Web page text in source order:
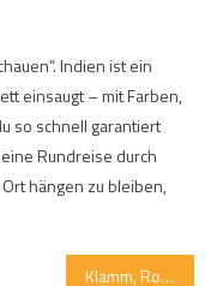
Indien ist ein
einsaugt – mit Farben,
so schnell garantiert
Rundreise durch
hängen zu bleiben,
Klamm, Rodeln, Skifliegen – das Allgäu mit der Familie an zwei Tagen